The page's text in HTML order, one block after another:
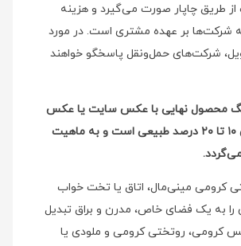
طریق چاپار صورت می‌گیرد و هزینه
شرکت‌ها بر عهده مشتری است. در مورد
شرکت‌های حمل‌ونقل پاسخگو خواهند
محصول نهایی با عکس سایت یا عکس
اتاق کرومی بین ۱۰ تا ۲۰ درصد طبیعی است و به ماهیت
کرومی مینی‌مال، اتاق یا تخت خواب
را به یک فضای خاص، مدرن و براق تبدیل
کرومی، روتختی کرومی و ملودی یا